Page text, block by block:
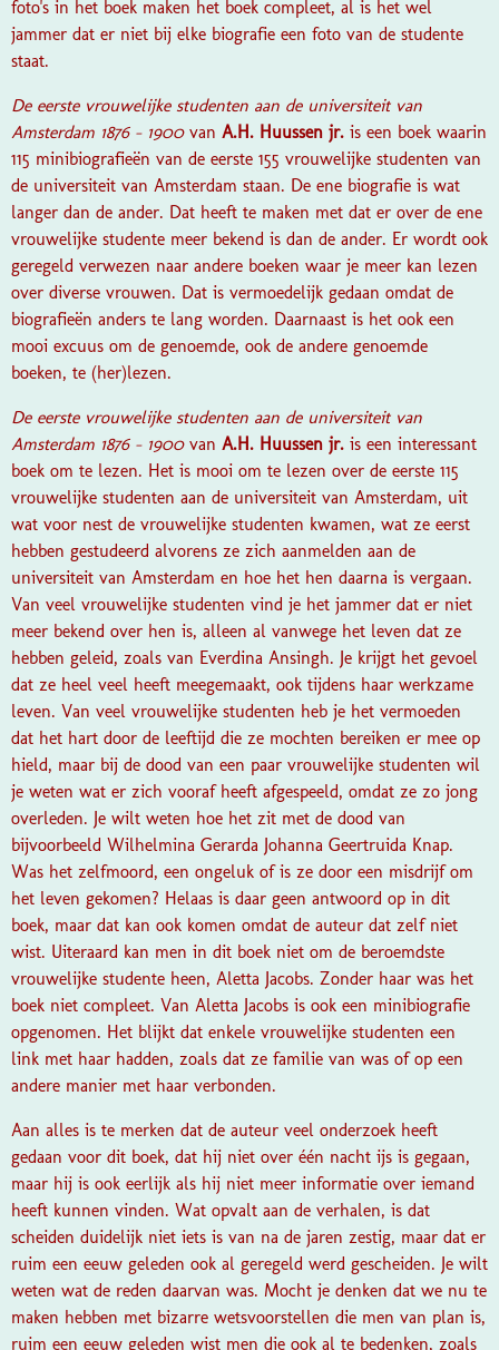
foto's in het boek maken het boek compleet, al is het wel
jammer dat er niet bij elke biografie een foto van de studente
staat.
De eerste vrouwelijke studenten aan de universiteit van
Amsterdam 1876 - 1900van A.H. Huussen jr. is een boek waarin
115 minibiografieën van de eerste 155 vrouwelijke studenten van
de universiteit van Amsterdam staan. De ene biografie is wat
langer dan de ander. Dat heeft te maken met dat er over de ene
vrouwelijke studente meer bekend is dan de ander. Er wordt ook
geregeld verwezen naar andere boeken waar je meer kan lezen
over diverse vrouwen. Dat is vermoedelijk gedaan omdat de
biografieën anders te lang worden. Daarnaast is het ook een
mooi excuus om de genoemde, ook de andere genoemde
boeken, te (her)lezen.
De eerste vrouwelijke studenten aan de universiteit van
Amsterdam 1876 - 1900van A.H. Huussen jr. is een interessant
boek om te lezen. Het is mooi om te lezen over de eerste 115
vrouwelijke studenten aan de universiteit van Amsterdam, uit
wat voor nest de vrouwelijke studenten kwamen, wat ze eerst
hebben gestudeerd alvorens ze zich aanmelden aan de
universiteit van Amsterdam en hoe het hen daarna is vergaan.
Van veel vrouwelijke studenten vind je het jammer dat er niet
meer bekend over hen is, alleen al vanwege het leven dat ze
hebben geleid, zoals van Everdina Ansingh. Je krijgt het gevoel
dat ze heel veel heeft meegemaakt, ook tijdens haar werkzame
leven. Van veel vrouwelijke studenten heb je het vermoeden
dat het hart door de leeftijd die ze mochten bereiken er mee op
hield, maar bij de dood van een paar vrouwelijke studenten wil
je weten wat er zich vooraf heeft afgespeeld, omdat ze zo jong
overleden. Je wilt weten hoe het zit met de dood van
bijvoorbeeld Wilhelmina Gerarda Johanna Geertruida Knap.
Was het zelfmoord, een ongeluk of is ze door een misdrijf om
het leven gekomen? Helaas is daar geen antwoord op in dit
boek, maar dat kan ook komen omdat de auteur dat zelf niet
wist. Uiteraard kan men in dit boek niet om de beroemdste
vrouwelijke studente heen, Aletta Jacobs. Zonder haar was het
boek niet compleet. Van Aletta Jacobs is ook een minibiografie
opgenomen. Het blijkt dat enkele vrouwelijke studenten een
link met haar hadden, zoals dat ze familie van was of op een
andere manier met haar verbonden.
Aan alles is te merken dat de auteur veel onderzoek heeft
gedaan voor dit boek, dat hij niet over één nacht ijs is gegaan,
maar hij is ook eerlijk als hij niet meer informatie over iemand
heeft kunnen vinden. Wat opvalt aan de verhalen, is dat
scheiden duidelijk niet iets is van na de jaren zestig, maar dat er
ruim een eeuw geleden ook al geregeld werd gescheiden. Je wilt
weten wat de reden daarvan was. Mocht je denken dat we nu te
maken hebben met bizarre wetsvoorstellen die men van plan is,
ruim een eeuw geleden wist men die ook al te bedenken, zoals